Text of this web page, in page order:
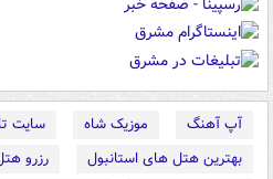
آپ آهنگ موزیک شاه
سایت
بهترین هتل های استانبول
رزرو